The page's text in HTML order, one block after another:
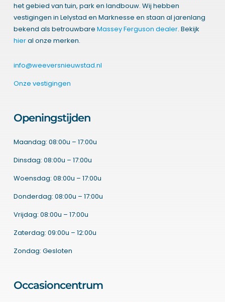
het gebied van tuin, park en landbouw. Wij hebben
vestigingen in Lelystad en Marknesse en staan al jarenlang
bekend als betrouwbare Massey Ferguson dealer. Bekijk
hieral onze merken.
info@weeversnieuwstad.nl
Onze vestigingen
Openingstijden
Maandag: 08:00u – 17:00u
Dinsdag: 08:00u – 17:00u
Woensdag: 08:00u – 17:00u
Donderdag: 08:00u – 17:00u
Vrijdag: 08:00u – 17:00u
Zaterdag: 09:00u – 12:00u
Zondag: Gesloten
Occasioncentrum